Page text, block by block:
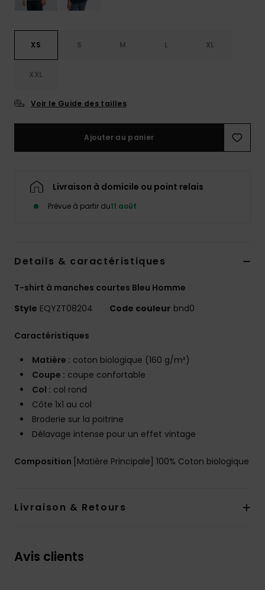
XS S M L XL
XXL
Voir le Guide des tailles
Ajouter au panier
Livraison à domicile ou point relais
Prévue à partir du11 août
Details & caractéristiques
T-shirt à manches courtes Bleu Homme
Style EQYZT08204 Code couleur bnd0
Caractéristiques
Matière : coton biologique (160 g/m²)
Coupe : coupe confortable
Col : col rond
Côte 1x1 au col
Broderie sur la poitrine
Délavage intense pour un effet vintage
Composition [Matière Principale] 100% Coton biologique
Livraison & Retours
Avis clients